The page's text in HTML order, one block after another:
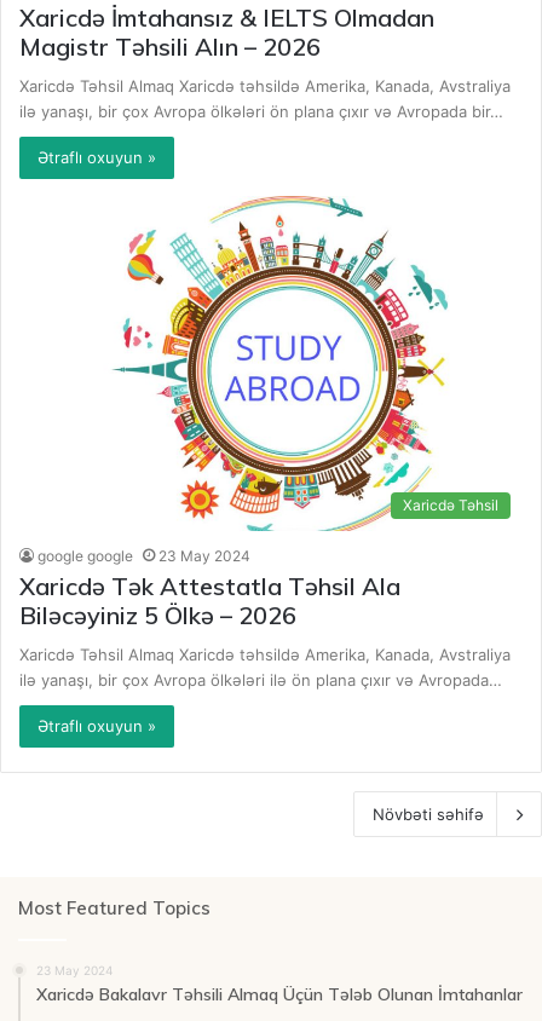
Xaricdə İmtahansız & IELTS Olmadan
Magistr Təhsili Alın – 2026
Xaricdə Təhsil Almaq Xaricdə təhsildə Amerika, Kanada, Avstraliya
ilə yanaşı, bir çox Avropa ölkələri ön plana çıxır və Avropada bir…
Ətraflı oxuyun »
Xaricdə Təhsil
google google 23 May 2024
Xaricdə Tək Attestatla Təhsil Ala
Biləcəyiniz 5 Ölkə – 2026
Xaricdə Təhsil Almaq Xaricdə təhsildə Amerika, Kanada, Avstraliya
ilə yanaşı, bir çox Avropa ölkələri ilə ön plana çıxır və Avropada…
Ətraflı oxuyun »
Növbəti səhifə
Most Featured Topics
23 May 2024
Xaricdə Bakalavr Təhsili Almaq Üçün Tələb Olunan İmtahanlar